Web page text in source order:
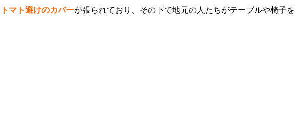
トマト避けのカバーが張られており、その下で地元の人たちがテーブルや椅子を